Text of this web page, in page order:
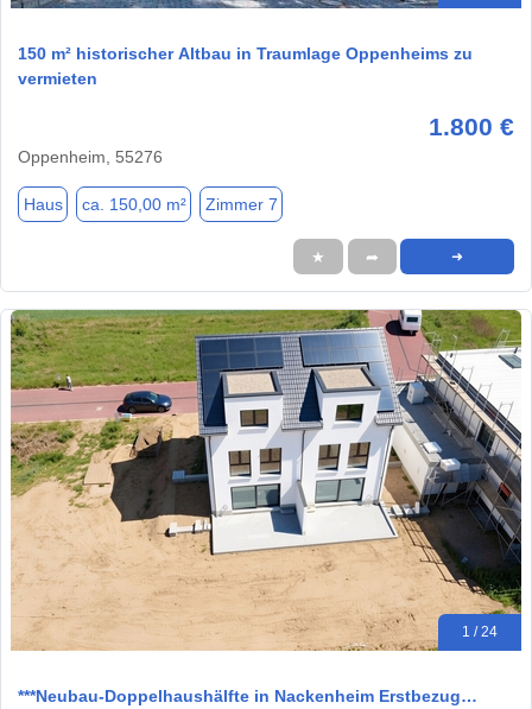
150 m² historischer Altbau in Traumlage Oppenheims zu
vermieten
1.800 €
Oppenheim, 55276
Haus ca. 150,00 m² Zimmer 7
★ ➦ ➜
1 / 24
***Neubau-Doppelhaushälfte in Nackenheim Erstbezug…